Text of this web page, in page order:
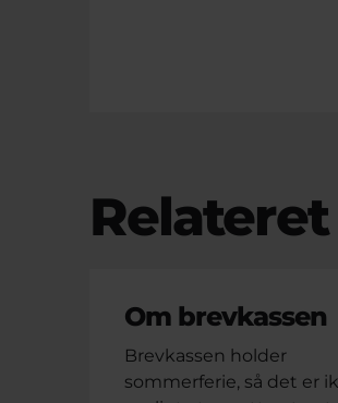
Om brevkassen
Brevkassen holder
sommerferie, så det er